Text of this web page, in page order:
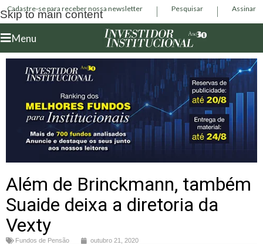
Skip to main content
Cadastre-se para receber nossa newsletter Pesquisar Assinar
Menu
Além de Brinckmann, também
Suaide deixa a diretoria da
Vexty
Fundos de Pensão outubro 21, 2020